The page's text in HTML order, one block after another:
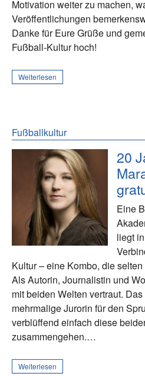
Motivation weiter zu machen,
Veröffentlichungen
Danke für Eure Grüße und
Fußball-Kultur hoch!
Weiterlesen
Fußballkultur
20
Eine
liegt
Kultur – eine Kombo, die
Als Autorin, Journalistin und
mit beiden Welten vertraut.
mehrmalige Jurorin für den
verblüffend einfach diese
zusammengehen.…
Weiterlesen